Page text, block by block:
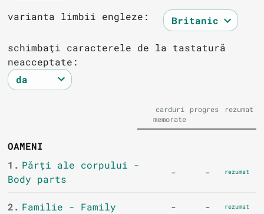
varianta limbii engleze:
schimbați caracterele de la tastatură
neacceptate:
carduri
memorate
progres rezumat
OAMENI
1. Părți ale corpului -
Body parts
- - rezumat
2. Familie - Family - - rezumat